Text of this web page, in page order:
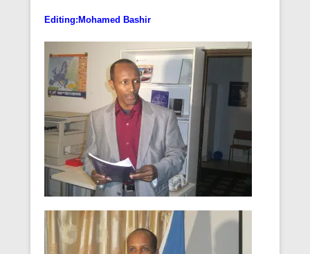
Editing:Mohamed Bashir